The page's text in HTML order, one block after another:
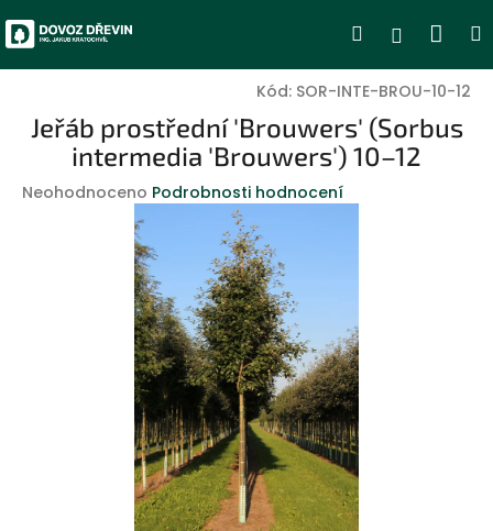
na
obsah
Hledat
Kód: SOR-INTE-BROU-10-12
Jeřáb prostřední 'Brouwers' (Sorbus
intermedia 'Brouwers') 10–12
Průměrné
Neohodnoceno Podrobnosti hodnocení